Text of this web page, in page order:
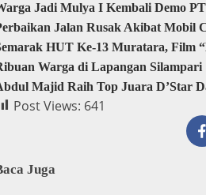
Jadi Mulya I Kembali Demo
Jalan Rusak Akibat Mobil
HUT Ke-13 Muratara, Film
Warga di Lapangan Silampari
Majid Raih Top Juara D’Star
Post Views: 641
Juga